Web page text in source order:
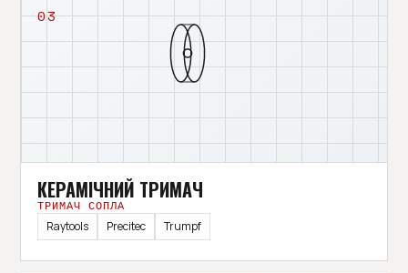
03
КЕРАМІЧНИЙ ТРИМАЧ
ТРИМАЧ СОПЛА
Raytools
Precitec Trumpf